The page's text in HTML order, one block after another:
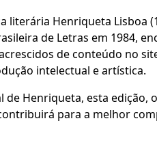
literária Henriqueta Lisboa
de Letras em 1984,
de conteúdo no
intelectual e artística.
Henriqueta, esta edição,
para a melhor